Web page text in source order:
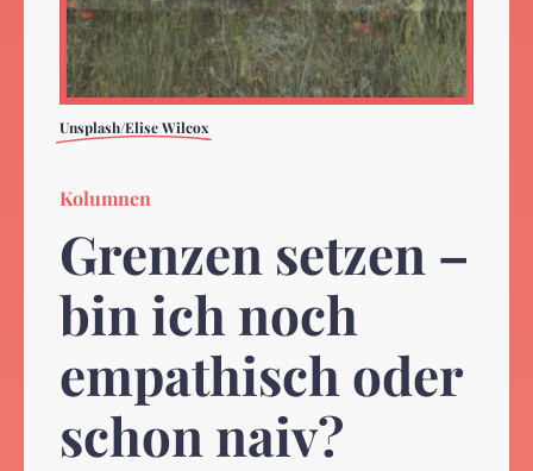
Unsplash/Elise Wilcox
Kolumnen
Grenzen setzen –
bin ich noch
empathisch oder
schon naiv?